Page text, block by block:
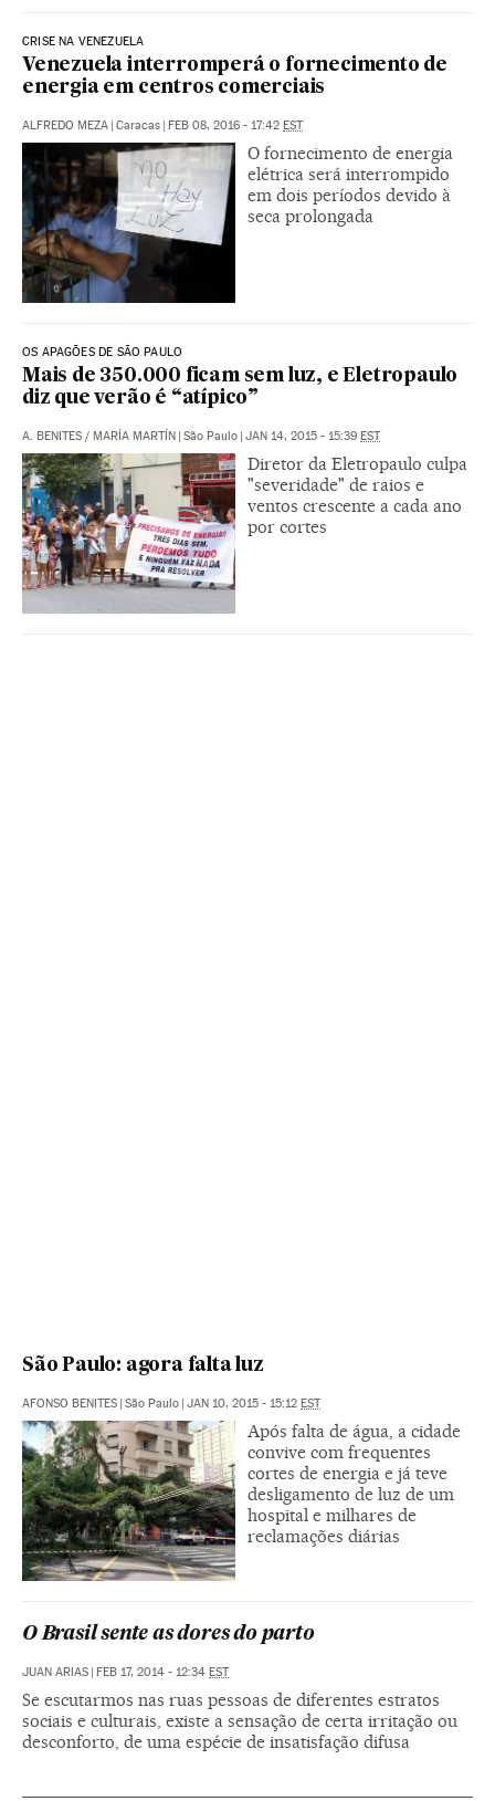
CRISE NA VENEZUELA
Venezuela interromperá o fornecimento de
energia em centros comerciais
ALFREDO MEZA | Caracas | FEB 08, 2016 - 17:42 EST
O fornecimento de energia
elétrica será interrompido
em dois períodos devido à
seca prolongada
OS APAGÕES DE SÃO PAULO
Mais de 350.000 ficam sem luz, e Eletropaulo
diz que verão é “atípico”
A. BENITES / MARÍA MARTÍN | São Paulo | JAN 14, 2015 - 15:39 EST
Diretor da Eletropaulo culpa
"severidade" de raios e
ventos crescente a cada ano
por cortes
São Paulo: agora falta luz
AFONSO BENITES | São Paulo | JAN 10, 2015 - 15:12 EST
Após falta de água, a cidade
convive com frequentes
cortes de energia e já teve
desligamento de luz de um
hospital e milhares de
reclamações diárias
O Brasil sente as dores do parto
JUAN ARIAS | FEB 17, 2014 - 12:34 EST
Se escutarmos nas ruas pessoas de diferentes estratos
sociais e culturais, existe a sensação de certa irritação ou
desconforto, de uma espécie de insatisfação difusa